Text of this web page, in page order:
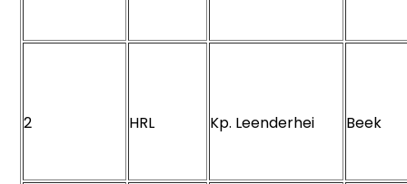
2 HRL Kp. Leenderhei Beek